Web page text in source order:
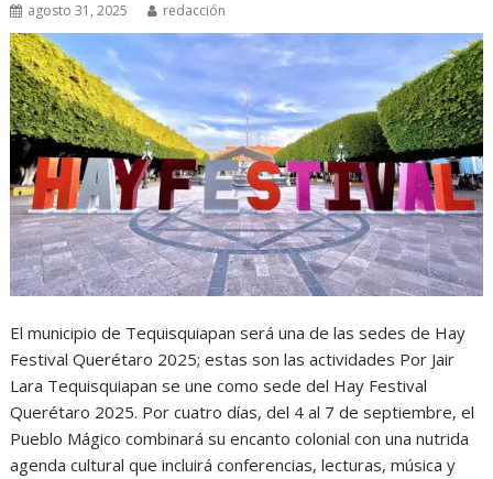
agosto 31, 2025 redacción
El municipio de Tequisquiapan será una de las sedes de Hay
Festival Querétaro 2025; estas son las actividades Por Jair
Lara Tequisquiapan se une como sede del Hay Festival
Querétaro 2025. Por cuatro días, del 4 al 7 de septiembre, el
Pueblo Mágico combinará su encanto colonial con una nutrida
agenda cultural que incluirá conferencias, lecturas, música y